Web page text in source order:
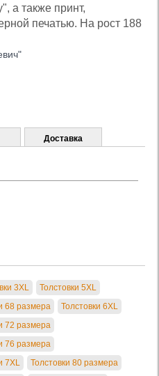
а также принт,
печатью. На рост 188
Доставка
3XL
Толстовки 5XL
68 размера
Толстовки 6XL
72 размера
76 размера
7XL
Толстовки 80 размера